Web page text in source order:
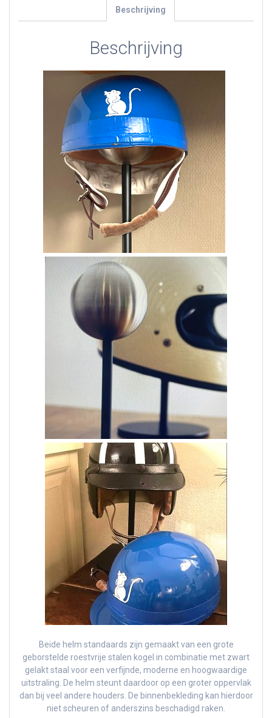
Beschrijving
Beschrijving
Beide helm standaards zijn gemaakt van een grote
geborstelde roestvrije stalen kogel in combinatie met zwart
gelakt staal voor een verfijnde, moderne en hoogwaardige
uitstraling. De helm steunt daardoor op een groter oppervlak
dan bij veel andere houders. De binnenbekleding kan hierdoor
niet scheuren of anderszins beschadigd raken.